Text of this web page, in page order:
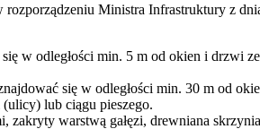
rozporządzeniu Ministra Infrastruktury z
w odległości min. 5 m od okien i drzwi
się w odległości min. 30 m od
lub ciągu pieszego.
zakryty warstwą gałęzi, drewniana